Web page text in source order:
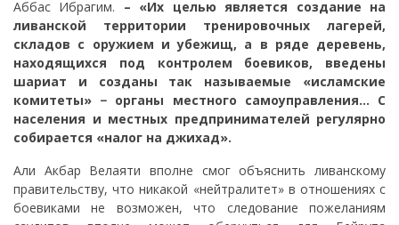
Аббас Ибрагим. – «Их целью является создание на
ливанской территории тренировочных лагерей,
складов с оружием и убежищ, а в ряде деревень,
находящихся под контролем боевиков, введены
шариат и созданы так называемые «исламские
комитеты» − органы местного самоуправления… С
населения и местных предпринимателей регулярно
собирается «налог на джихад».
Али Акбар Велаяти вполне смог объяснить ливанскому
правительству, что никакой «нейтралитет» в отношениях с
боевиками не возможен, что следование пожеланиям